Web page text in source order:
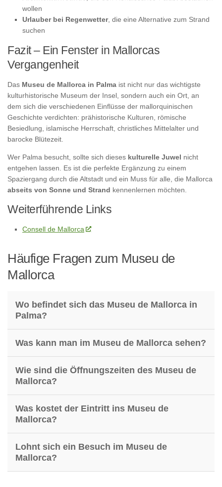
wollen
Urlauber bei Regenwetter, die eine Alternative zum Strand
suchen
Fazit – Ein Fenster in Mallorcas
Vergangenheit
Das Museu de Mallorca in Palma ist nicht nur das wichtigste
kulturhistorische Museum der Insel, sondern auch ein Ort, an
dem sich die verschiedenen Einflüsse der mallorquinischen
Geschichte verdichten: prähistorische Kulturen, römische
Besiedlung, islamische Herrschaft, christliches Mittelalter und
barocke Blütezeit.
Wer Palma besucht, sollte sich dieses kulturelle Juwel nicht
entgehen lassen. Es ist die perfekte Ergänzung zu einem
Spaziergang durch die Altstadt und ein Muss für alle, die Mallorca
abseits von Sonne und Strand kennenlernen möchten.
Weiterführende Links
Consell de Mallorca
Häufige Fragen zum Museu de
Mallorca
Wo befindet sich das Museu de Mallorca in
Palma?
Was kann man im Museu de Mallorca sehen?
Wie sind die Öffnungszeiten des Museu de
Mallorca?
Was kostet der Eintritt ins Museu de
Mallorca?
Lohnt sich ein Besuch im Museu de
Mallorca?